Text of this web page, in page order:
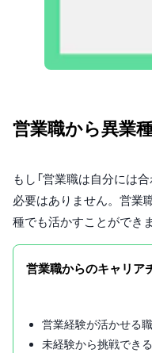
営業職から異業
もし「営業職は自分には
必要はありません。営業
種でも活かすことができま
営業職からのキャリア
営業経験が活かせる
未経験から挑戦でき